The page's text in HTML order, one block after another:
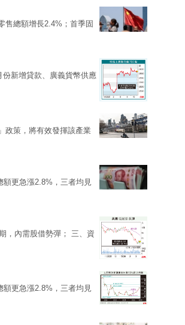
售總額增長2.4%；首季固
份新增貸款、廣義貨幣供應
政策，將有效發揮該產業
更急漲2.8%，三者均見
，內需股借勢彈； 三、資
額更急漲2.8%，三者均見